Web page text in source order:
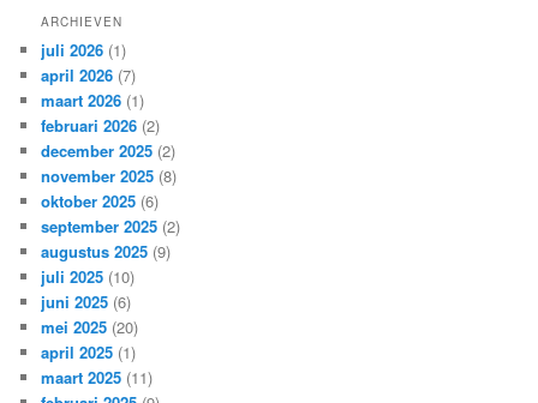
ARCHIEVEN
juli 2026 (1)
april 2026 (7)
maart 2026 (1)
februari 2026 (2)
december 2025 (2)
november 2025 (8)
oktober 2025 (6)
september 2025 (2)
augustus 2025 (9)
juli 2025 (10)
juni 2025 (6)
mei 2025 (20)
april 2025 (1)
maart 2025 (11)